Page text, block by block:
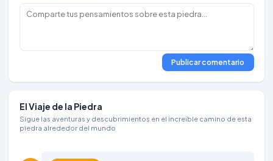
Publicar comentario
El Viaje de la Piedra
Sigue las aventuras y descubrimientos en el increíble camino de esta
piedra alrededor del mundo